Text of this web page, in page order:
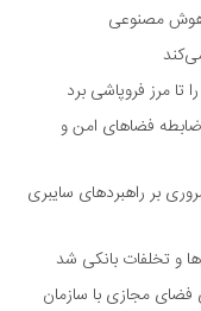
هوش مصنوعی
مرز فروپاشی برد
فضا‌های امن و
بر راهبرد‌های سایبری
و تخلفات بانکی شد
مجازی با سازمان